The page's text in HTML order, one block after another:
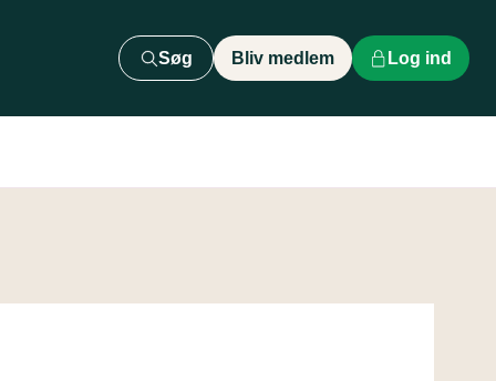
Søg Bliv medlem Log ind